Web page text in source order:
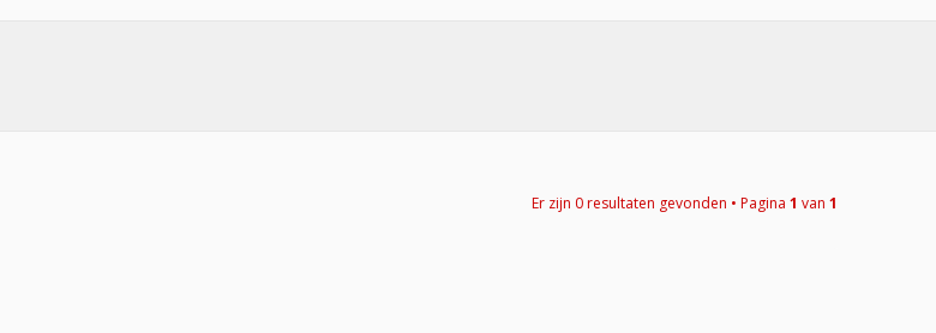
Er zijn 0 resultaten gevonden • Pagina 1 van 1